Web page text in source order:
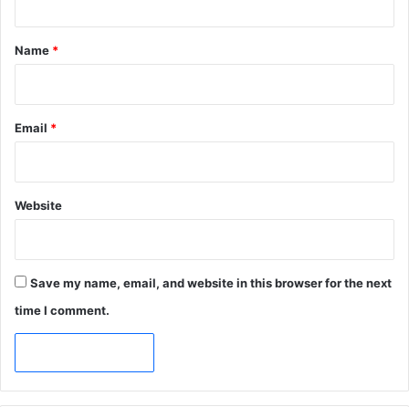
*
Name *
Email *
Website
Save my name, email, and website in this browser for the next
time I comment.